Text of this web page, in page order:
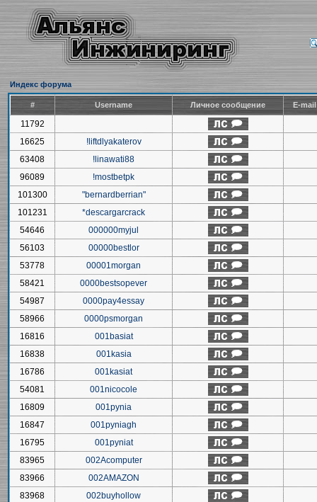
Индекс форума
# Username Личное сообщение E-
11792
16625
!liftdlyakaterov
63408
!linawati88
96089
!mostbetpk
101300
"bernardberrian"
101231
*descargarcrack
54646
000000myjul
56103
00000bestlor
53778
00001morgan
58421
0000bestsopever
54987
0000pay4essay
58966
0000psmorgan
16816
001basiat
16838
001kasia
16786
001kasiat
54081
001nicocole
16809
001pynia
16847
001pyniagh
16795
001pyniat
83965
002Acomputer
83966
002AMAZON
83968
002buyhollow